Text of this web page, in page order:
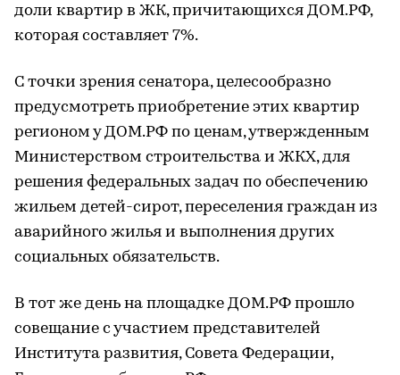
доли квартир в ЖК, причитающихся ДОМ.РФ,
которая составляет 7%.
С точки зрения сенатора, целесообразно
предусмотреть приобретение этих квартир
регионом у ДОМ.РФ по ценам, утвержденным
Министерством строительства и ЖКХ, для
решения федеральных задач по обеспечению
жильем детей-сирот, переселения граждан из
аварийного жилья и выполнения других
социальных обязательств.
В тот же день на площадке ДОМ.РФ прошло
совещание с участием представителей
Института развития, Совета Федерации,